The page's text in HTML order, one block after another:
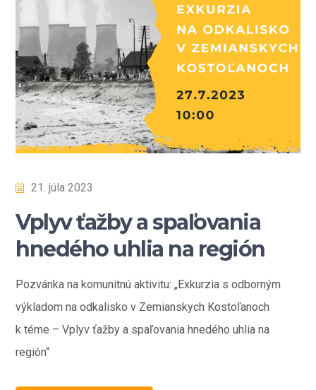
21. júla 2023
Vplyv ťažby a spaľovania
hnedého uhlia na región
Pozvánka na komunitnú aktivitu: „Exkurzia s odborným
výkladom na odkalisko v Zemianskych Kostoľanoch
k téme – Vplyv ťažby a spaľovania hnedého uhlia na
región“